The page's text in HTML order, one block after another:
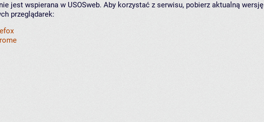
jest wspierana w USOSweb. Aby korzystać z serwisu, pobierz aktualną wersję
przeglądarek: